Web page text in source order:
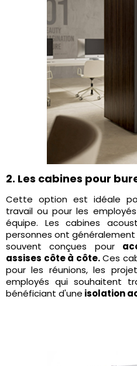
2. Les cabines pour
Cette option est idéale
travail ou pour les
équipe. Les cabines
personnes ont
souvent conçues pour
assises côte à côte.Ces
pour les réunions, les
employés qui souhaitent
bénéficiant d'une isolation